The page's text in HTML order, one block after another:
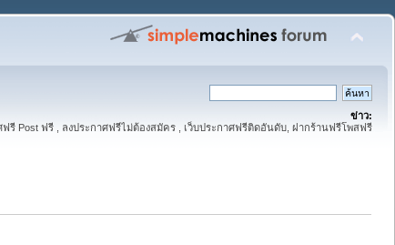
ข่าว:
ฟรี Post ฟรี , ลงประกาศฟรีไม่ต้องสมัคร , เว็บประกาศฟรีติดอันดับ, ฝากร้านฟรีโพสฟรี